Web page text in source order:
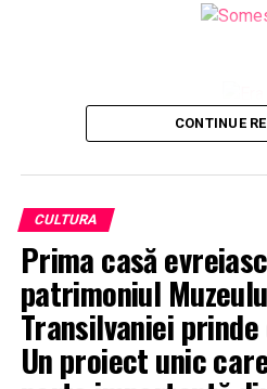
CONTINUE
CULTURA
Prima casă
patrimoniul
Transilvaniei
Un proiect unic